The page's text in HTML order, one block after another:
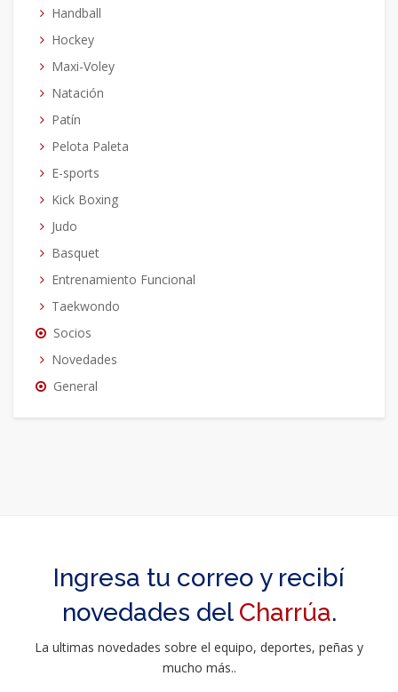
Handball
Hockey
Maxi-Voley
Natación
Patín
Pelota Paleta
E-sports
Kick Boxing
Judo
Basquet
Entrenamiento Funcional
Taekwondo
Socios
Novedades
General
Ingresa tu correo y recibí
novedades del Charrúa.
La ultimas novedades sobre el equipo, deportes, peñas y
mucho más..